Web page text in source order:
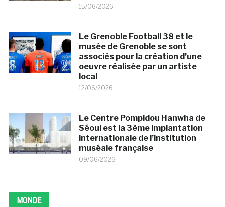
15/06/2026
Le Grenoble Football 38 et le
musée de Grenoble se sont
associés pour la création d’une
oeuvre réalisée par un artiste
local
12/06/2026
Le Centre Pompidou Hanwha de
Séoul est la 3ème implantation
internationale de l’institution
muséale française
09/06/2026
MONDE